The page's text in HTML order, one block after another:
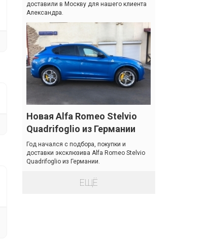
доставили в Москву для нашего клиента
Александра.
Новая Alfa Romeo Stelvio
Quadrifoglio из Германии
Год начался с подбора, покупки и
доставки эксклюзива Alfa Romeo Stelvio
Quadrifoglio из Германии.
ЕЩЁ